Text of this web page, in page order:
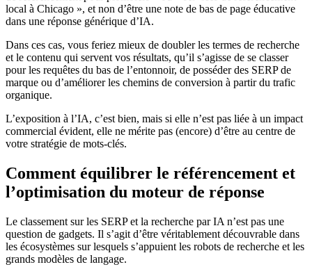
local à Chicago », et non d’être une note de bas de page éducative
dans une réponse générique d’IA.
Dans ces cas, vous feriez mieux de doubler les termes de recherche
et le contenu qui servent vos résultats, qu’il s’agisse de se classer
pour les requêtes du bas de l’entonnoir, de posséder des SERP de
marque ou d’améliorer les chemins de conversion à partir du trafic
organique.
L’exposition à l’IA, c’est bien, mais si elle n’est pas liée à un impact
commercial évident, elle ne mérite pas (encore) d’être au centre de
votre stratégie de mots-clés.
Comment équilibrer le référencement et
l’optimisation du moteur de réponse
Le classement sur les SERP et la recherche par IA n’est pas une
question de gadgets. Il s’agit d’être véritablement découvrable dans
les écosystèmes sur lesquels s’appuient les robots de recherche et les
grands modèles de langage.